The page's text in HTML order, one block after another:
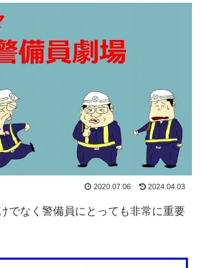
2020.07.06 2024.04.03
でなく警備員にとっても非常に重要